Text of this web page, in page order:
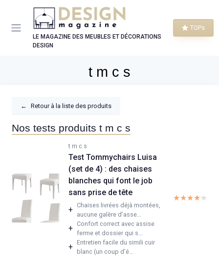
LE MAGAZINE DES MEUBLES ET DÉCORATIONS
DESIGN
TOPs
t m c s
← Retour à la liste des produits
Nos tests produits t m c s
t m c s
Test Tommychairs Luisa
(set de 4) : des chaises
blanches qui font le job
sans prise de tête
+ Chaises livrées déjà montées,
aucune galère d’asse...
+ Confort correct avec assise
ferme et dossier qui s...
+ Entretien facile du simili cuir
blanc (un coup d’é...
★★★★★
★★★★★
Panneau de gestion des cookies